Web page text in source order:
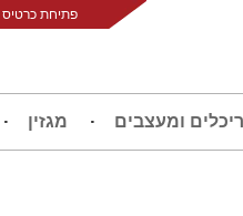
פתיחת
ומעצבים מגזין